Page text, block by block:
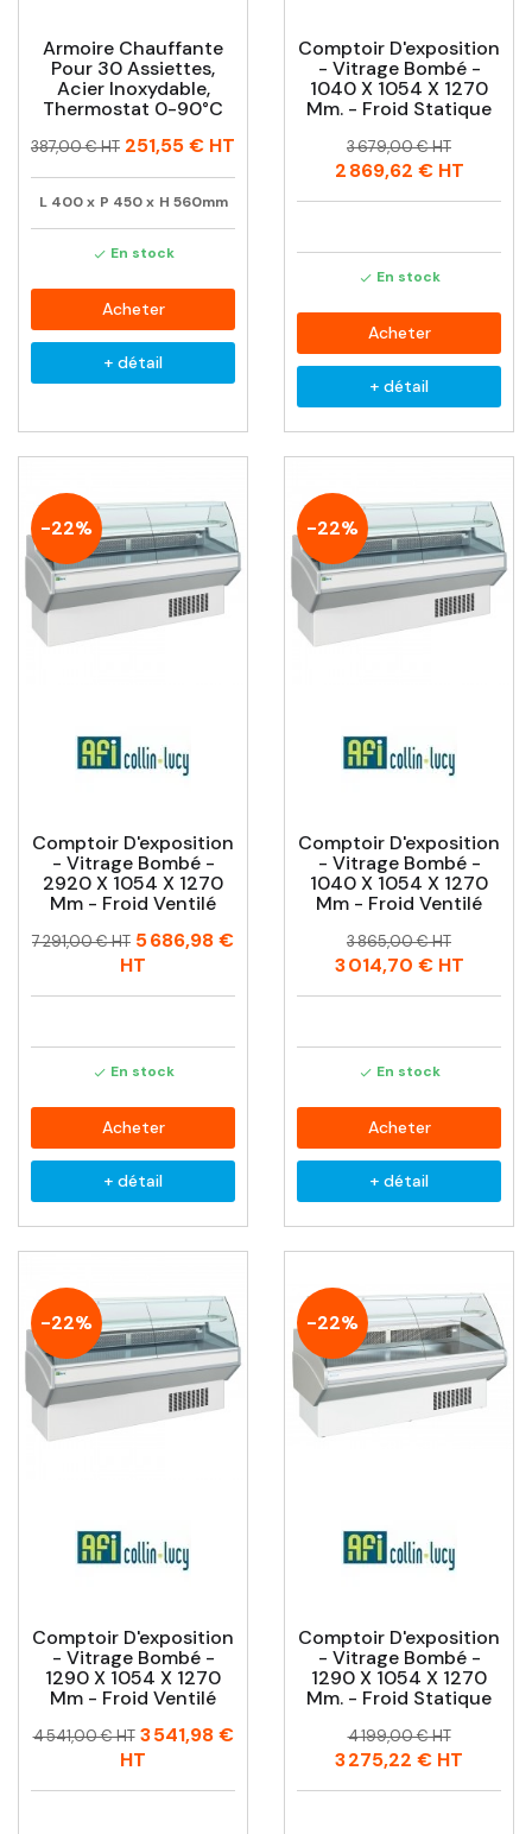
Armoire Chauffante
Pour 30 Assiettes,
Acier Inoxydable,
Thermostat 0-90°C
Prix
Prix
387,00 € HT 251,55 € HT
L 400 x P 450 x H 560mm
 En stock
Acheter
+ détail
Comptoir D'exposition
- Vitrage Bombé -
1040 X 1054 X 1270
Mm. - Froid Statique
Prix
Prix
habituel
3 679,00 € HT
2 869,62 €HT
 En stock
Acheter
+ détail
-22%
Comptoir D'exposition
- Vitrage Bombé -
2920 X 1054 X 1270
Mm - Froid Ventilé
Prix
Prix
7 291,00 € HT 5 686,98 €
HT
 En stock
Acheter
+ détail
-22%
Comptoir D'exposition
- Vitrage Bombé -
1040 X 1054 X 1270
Mm - Froid Ventilé
Prix
Prix
habituel
3 865,00 € HT
3 014,70 €HT
 En stock
Acheter
+ détail
-22%
Comptoir D'exposition
- Vitrage Bombé -
1290 X 1054 X 1270
Mm - Froid Ventilé
Prix
Prix
4 541,00 € HT 3 541,98 €
HT
-22%
Comptoir D'exposition
- Vitrage Bombé -
1290 X 1054 X 1270
Mm. - Froid Statique
Prix
Prix
habituel
4 199,00 € HT
3 275,22 € HT